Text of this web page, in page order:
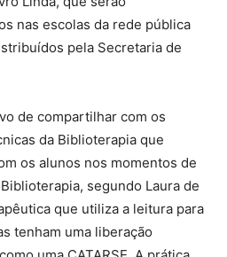
nas escolas da rede pública
pela Secretaria de
de compartilhar com os
da Biblioterapia que
os alunos nos momentos de
segundo Laura de
que utiliza a leitura para
tenham uma liberação